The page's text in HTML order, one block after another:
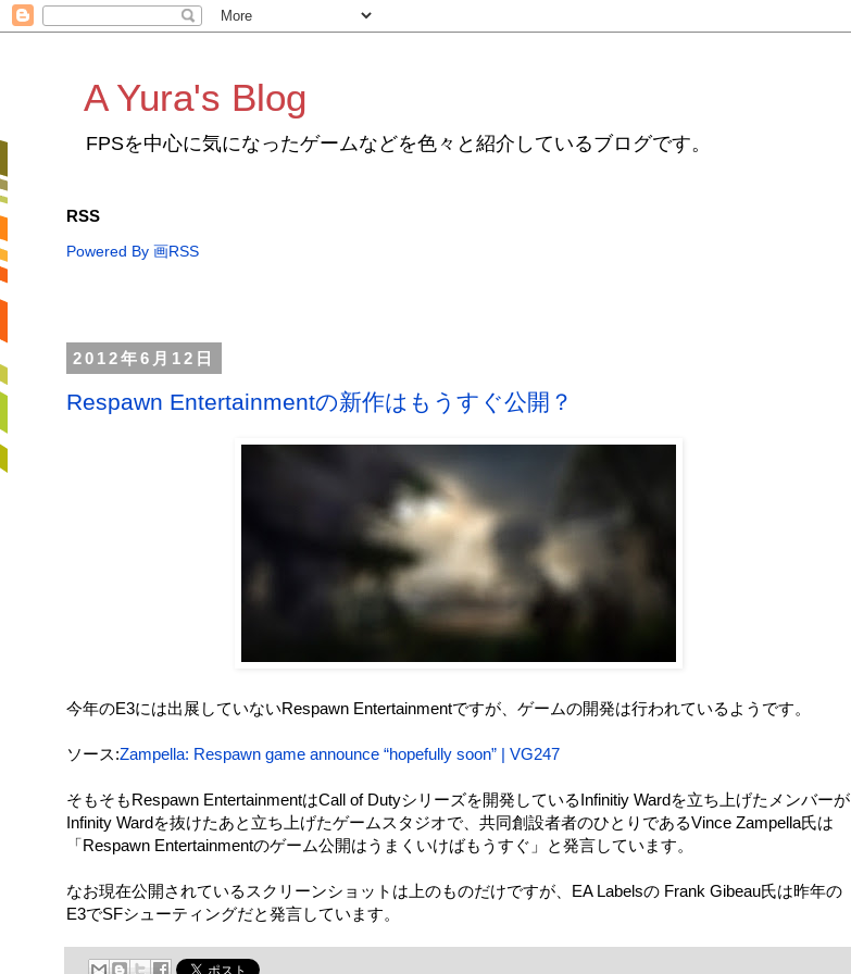
A Yura's Blog
FPSを中心に気になったゲームなどを色々と紹介しているブログです。
RSS
Powered By 画RSS
2012年6月12日
Respawn Entertainmentの新作はもうすぐ公開？
今年のE3には出展していないRespawn Entertainmentですが、ゲームの開発は行われているようです。
ソース:Zampella: Respawn game announce “hopefully soon” | VG247
そもそもRespawn EntertainmentはCall of Dutyシリーズを開発しているInfinitiy Wardを立ち上げたメンバーが
Infinity Wardを抜けたあと立ち上げたゲームスタジオで、共同創設者者のひとりであるVince Zampella氏は
「Respawn Entertainmentのゲーム公開はうまくいけばもうすぐ」と発言しています。
なお現在公開されているスクリーンショットは上のものだけですが、EA Labelsの Frank Gibeau氏は昨年の
E3でSFシューティングだと発言しています。